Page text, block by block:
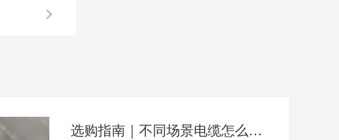
选购指南｜不同场景电缆怎么选？避开陷阱不踩坑